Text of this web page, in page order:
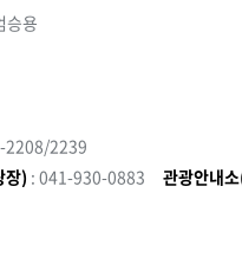
승용
2208/2239
장) : 041-930-0883 관광안내